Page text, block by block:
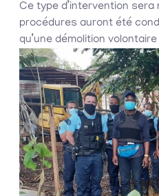
Ce type d’intervention sera
procédures auront été
qu’une démolition